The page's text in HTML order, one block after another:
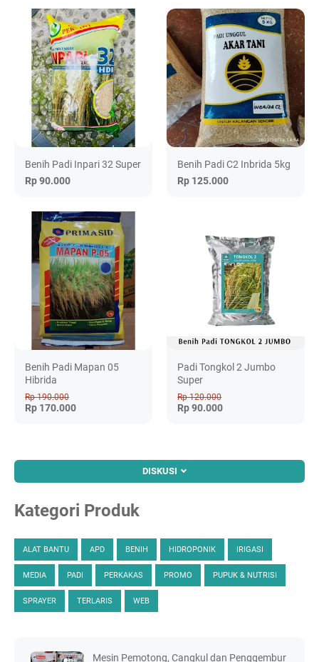
Benih Padi Inpari 32 Super
Rp 90.000
Benih Padi C2 Inbrida 5kg
Rp 125.000
Benih Padi Mapan 05
Hibrida
Rp 190.000
Rp 170.000
Padi Tongkol 2 Jumbo
Super
Rp 120.000
Rp 90.000
DISKUSI
Kategori Produk
ALAT BANTU APD BENIH HIDROPONIK IRIGASI
MEDIA PADI PERKAKAS PROMO PUPUK & NUTRISI
SPRAYER TERLARIS WEB
Mesin Pemotong, Cangkul dan Penggembur